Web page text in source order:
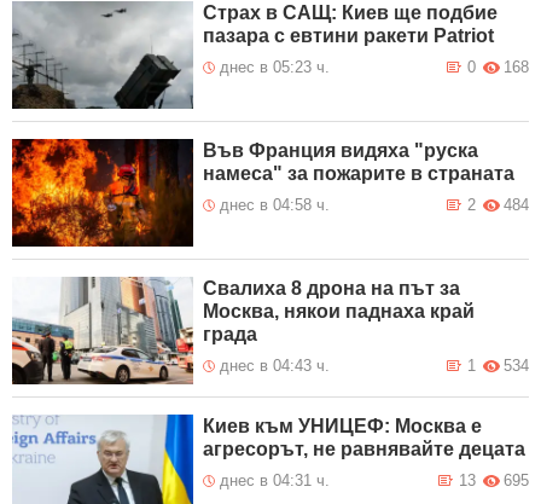
Страх в САЩ: Киев ще подбие
пазара с евтини ракети Patriot
днес в 05:23 ч. 168
0
Във Франция видяха "руска
намеса" за пожарите в страната
днес в 04:58 ч. 484
2
Свалиха 8 дрона на път за
Москва, някои паднаха край
града
днес в 04:43 ч. 534
1
Киев към УНИЦЕФ: Москва е
агресорът, не равнявайте децата
днес в 04:31 ч. 695
13